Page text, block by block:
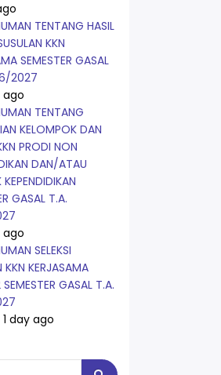
TENTANG HASIL
KKN
SEMESTER GASAL
2027
ago
TENTANG
KELOMPOK DAN
PRODI NON
DAN/ATAU
KEPENDIDIKAN
GASAL T.A.
ago
SELEKSI
KKN KERJASAMA
GASAL T.A.
day ago